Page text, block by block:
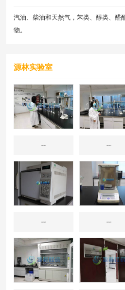
汽油、柴油和天然气，苯类、醇类、醛
物。
源林实验室